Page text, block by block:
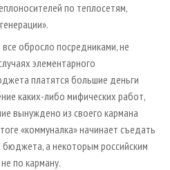
по теплосетям,
обросло посредниками, не
элементарного
платятся большие деньги
каких-либо мифических работ,
вынуждено из своего кармана
«коммуналка» начинает съедать
а некоторым российским
по карману.